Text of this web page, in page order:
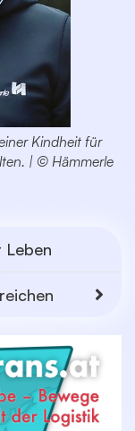
Kindheit für
| © Hämmerle
Leben